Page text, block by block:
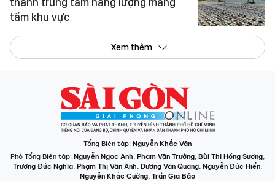
tầm khu vực
Xem thêm
Tổng Biên tập: Nguyễn Khắc Văn
Phó Tổng Biên tập: Nguyễn Ngọc Anh, Phạm Văn Trường, Bùi Thị Hồng Sương,
Trương Đức Nghĩa, Phạm Thị Vân Anh, Dương Văn Quang, Nguyễn Đức Hiển,
Nguyễn Khắc Cường, Trần Gia Bảo